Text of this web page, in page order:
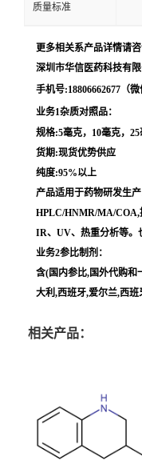
质量标准
更多相关系产品详情请
深圳市华信医药科技有
手机号:18806662677（微
业务1杂质对照品：
规格:5毫克，10毫克，
货期:现货优势供应
纯度:95%以上
产品适用于药物研发生
HPLC/HNMR/MA/COA,
IR、UV、热重分析等。
业务2参比制剂：
含(国内参比,国外代购和
大利,西班牙,爱尔兰,西班
相关产品：